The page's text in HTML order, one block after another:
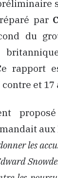
par
du
rapport
contre et
les